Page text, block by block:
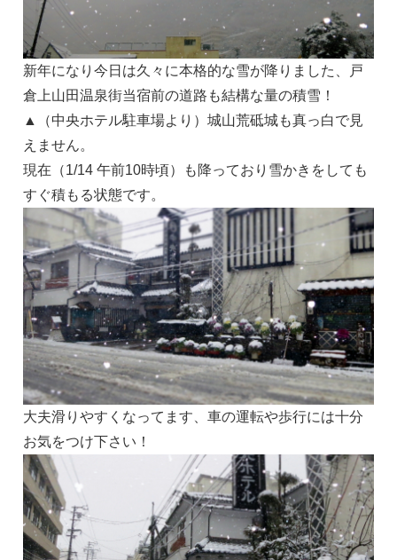
新年になり今日は久々に本格的な雪が降りました、戸
倉上山田温泉街当宿前の道路も結構な量の積雪！
▲（中央ホテル駐車場より）城山荒砥城も真っ白で見
えません。
現在（1/14 午前10時頃）も降っており雪かきをしても
すぐ積もる状態です。
大夫滑りやすくなってます、車の運転や歩行には十分
お気をつけ下さい！